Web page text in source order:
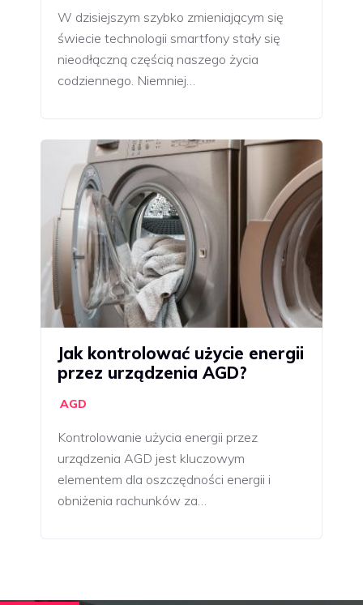
W dzisiejszym szybko zmieniającym się
świecie technologii smartfony stały się
nieodłączną częścią naszego życia
codziennego. Niemniej…
Jak kontrolować użycie energii
przez urządzenia AGD?
AGD
Kontrolowanie użycia energii przez
urządzenia AGD jest kluczowym
elementem dla oszczędności energii i
obniżenia rachunków za…